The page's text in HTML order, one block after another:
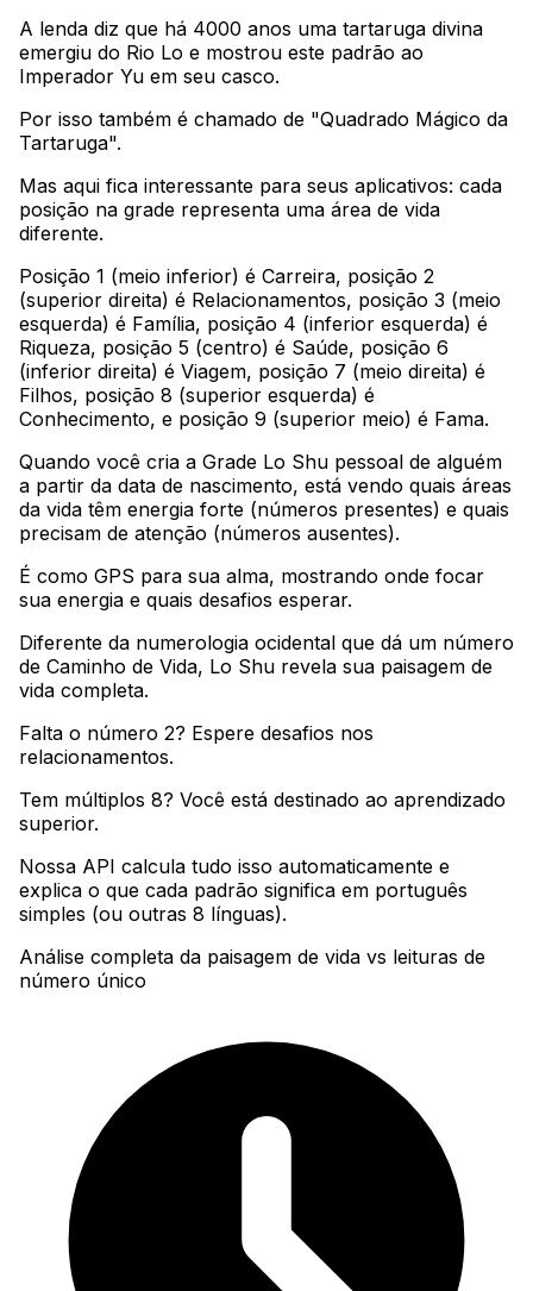
A lenda diz que há 4000 anos uma tartaruga divina
emergiu do Rio Lo e mostrou este padrão ao
Imperador Yu em seu casco.
Por isso também é chamado de "Quadrado Mágico da
Tartaruga".
Mas aqui fica interessante para seus aplicativos: cada
posição na grade representa uma área de vida
diferente.
Posição 1 (meio inferior) é Carreira, posição 2
(superior direita) é Relacionamentos, posição 3 (meio
esquerda) é Família, posição 4 (inferior esquerda) é
Riqueza, posição 5 (centro) é Saúde, posição 6
(inferior direita) é Viagem, posição 7 (meio direita) é
Filhos, posição 8 (superior esquerda) é
Conhecimento, e posição 9 (superior meio) é Fama.
Quando você cria a Grade Lo Shu pessoal de alguém
a partir da data de nascimento, está vendo quais áreas
da vida têm energia forte (números presentes) e quais
precisam de atenção (números ausentes).
É como GPS para sua alma, mostrando onde focar
sua energia e quais desafios esperar.
Diferente da numerologia ocidental que dá um número
de Caminho de Vida, Lo Shu revela sua paisagem de
vida completa.
Falta o número 2? Espere desafios nos
relacionamentos.
Tem múltiplos 8? Você está destinado ao aprendizado
superior.
Nossa API calcula tudo isso automaticamente e
explica o que cada padrão significa em português
simples (ou outras 8 línguas).
Análise completa da paisagem de vida vs leituras de
número único